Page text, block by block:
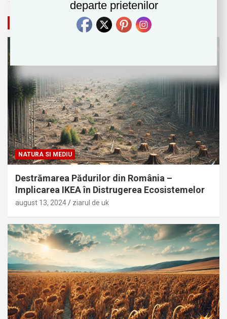
Natura si Mediu
NATURA SI MEDIU
Destrămarea Pădurilor din România –
Implicarea IKEA în Distrugerea Ecosistemelor
august 13, 2024 ziarul de uk
departe prietenilor